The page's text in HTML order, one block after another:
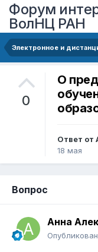
Форум
ВолНЦ РАН
0
О
Ответ от
18 мая
Вопрос
Анна